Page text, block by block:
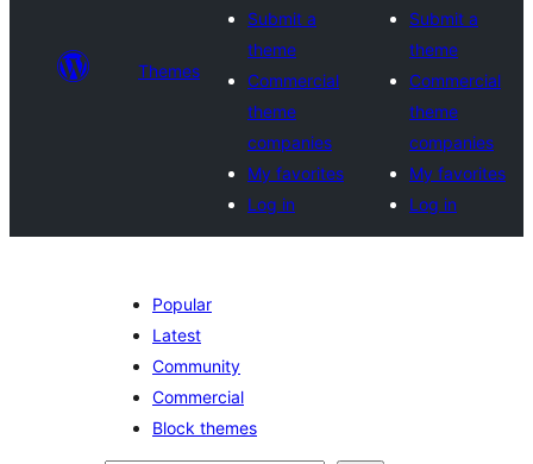
Themes
Submit a
theme
Commercial
theme
companies
My favorites
Log in
Submit a
theme
Commercial
theme
companies
My favorites
Log in
Popular
Latest
Community
Commercial
Block themes